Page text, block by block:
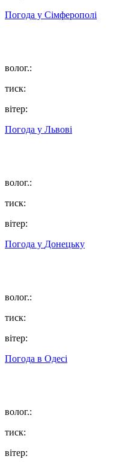
Погода у Сімферополі
волог.:
тиск:
вітер:
Погода у Львові
волог.:
тиск:
вітер:
Погода у Донецьку
волог.:
тиск:
вітер:
Погода в Одесі
волог.:
тиск:
вітер: